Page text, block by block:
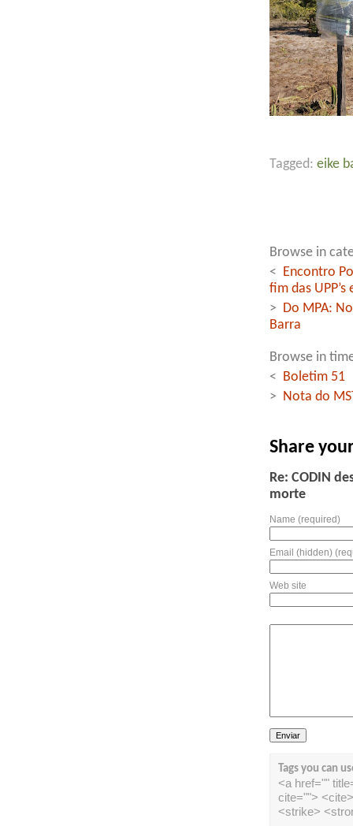
Tagged: eike
Browse in
<
Encontro
fim das
>
Do MPA:
Barra
Browse in
<
Boletim 51
>
Nota do
Share
Re: CODIN
morte
Name (required)
Email (hidden)
Web site
Tags you can
<a href=""
cite="">
<strike>